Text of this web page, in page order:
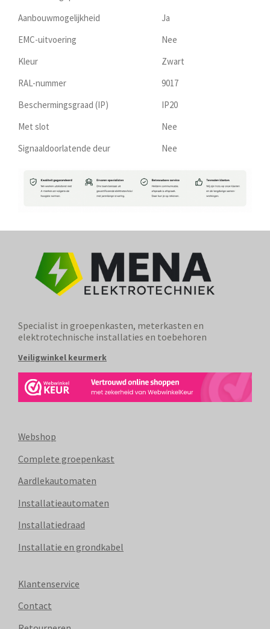
Aanbouwmogelijkheid
Ja
EMC-uitvoering
Nee
Kleur
Zwart
RAL-nummer
9017
Beschermingsgraad (IP)
IP20
Met slot
Nee
Signaaldoorlatende deur
Nee
Specialist in groepenkasten, meterkasten en
elektrotechnische installaties en toebehoren
Veiligwinkel keurmerk
Webshop
Complete groepenkast
Aardlekautomaten
Installatieautomaten
Installatiedraad
Installatie en grondkabel
Klantenservice
Contact